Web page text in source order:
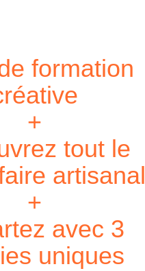
formation
+
vrez tout le
artisanal
+
avec 3
uniques